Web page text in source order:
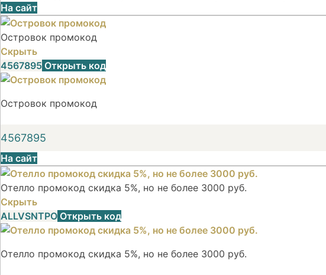
На сайт
Островок промокод
Скрыть
4567895 Открыть код
Островок промокод
4567895
На сайт
Отелло промокод скидка 5%, но не более 3000 руб.
Скрыть
ALLVSNTPO Открыть код
Отелло промокод скидка 5%, но не более 3000 руб.